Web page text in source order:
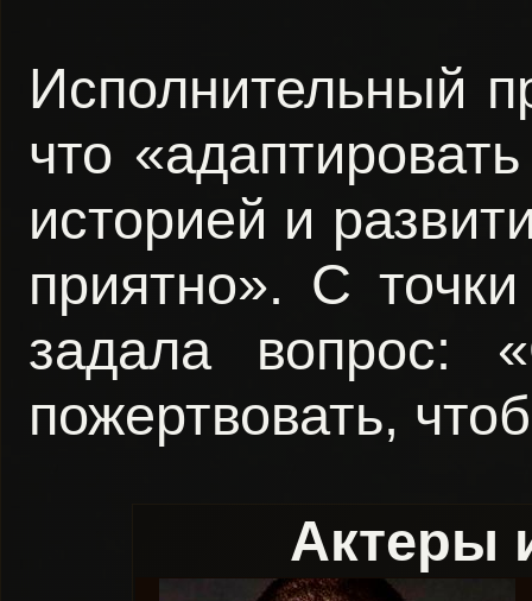
Исполнительный
что
историей и
приятно». С
задала вопрос:
пожертвовать,
Актеры